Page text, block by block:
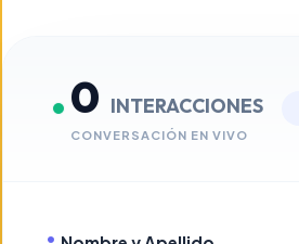
0 INTERACCIONES
CONVERSACIÓN EN VIVO